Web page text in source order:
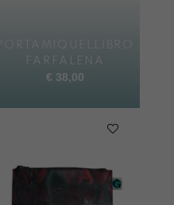
PORTAMIQUELLIBRO
FARFALENA
€ 38,00